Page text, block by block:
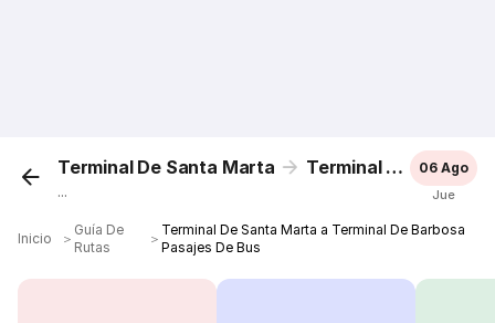
Terminal De Santa Marta Terminal De Barbosa
...
06 Ago
Jue
Inicio ＞
Guía De
Rutas
＞
Terminal De Santa Marta a Terminal De Barbosa
Pasajes De Bus